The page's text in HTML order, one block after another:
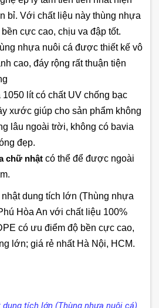
bỉ. Với chất liệu này thùng nhựa
cực cao, chịu va đập tốt.
nhựa nuôi cá được thiết kế vô
cao, đáy rộng rất thuận tiện
lít có chất UV chống bạc
xước giúp cho sản phẩm không
lâu ngoài trời, không có bavia
đẹp.
chữ nhật có thể để được ngoài
dung tích lớn (Thùng nhựa
Hòa An với chất liệu 100%
có ưu điểm độ bền cực cao,
lớn; giá rẻ nhất Hà Nội, HCM.
tích lớn (Thùng nhựa nuôi cá)